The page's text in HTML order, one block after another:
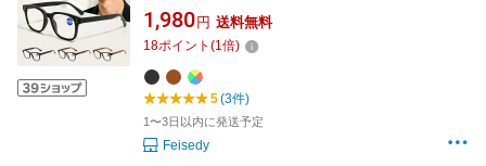
いい リーディンググラス レディーズ シニアグ
ラス 男女兼用 B1374
1,980 円 送料無料
18ポイント (1倍)
5(3件)
1〜3日以内に発送予定
Feisedy